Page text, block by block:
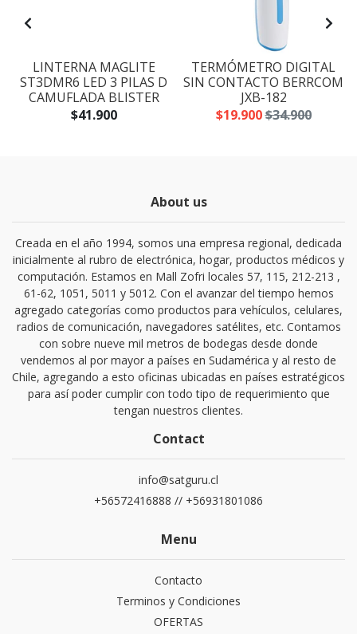
LINTERNA MAGLITE
ST3DMR6 LED 3 PILAS D
CAMUFLADA BLISTER
$41.900
TERMÓMETRO DIGITAL
SIN CONTACTO BERRCOM
JXB-182
$19.900$34.900
About us
Creada en el año 1994, somos una empresa regional, dedicada
inicialmente al rubro de electrónica, hogar, productos médicos y
computación. Estamos en Mall Zofri locales 57, 115, 212-213 ,
61-62, 1051, 5011 y 5012. Con el avanzar del tiempo hemos
agregado categorías como productos para vehículos, celulares,
radios de comunicación, navegadores satélites, etc. Contamos
con sobre nueve mil metros de bodegas desde donde
vendemos al por mayor a países en Sudamérica y al resto de
Chile, agregando a esto oficinas ubicadas en países estratégicos
para así poder cumplir con todo tipo de requerimiento que
tengan nuestros clientes.
Contact
info@satguru.cl
+56572416888 // +56931801086
Menu
Contacto
Terminos y Condiciones
OFERTAS